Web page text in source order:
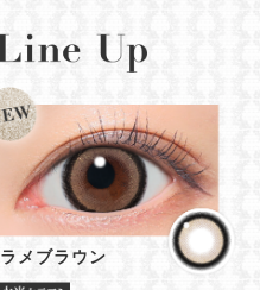
ラメブラウン